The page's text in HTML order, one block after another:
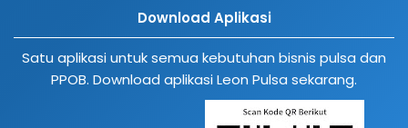
Download Aplikasi
Satu aplikasi untuk semua kebutuhan bisnis pulsa dan
PPOB. Download aplikasi Leon Pulsa sekarang.